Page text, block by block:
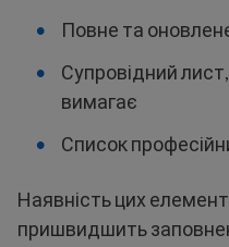
Повне та
Супровідний
вимагає
Список
Наявність цих
пришвидшить